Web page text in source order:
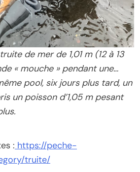
de mer de 1,01 m (12 à 13
« mouche » pendant une…
pool, six jours plus tard, un
un poisson d’1,05 m pesant
: https://peche-
truite/